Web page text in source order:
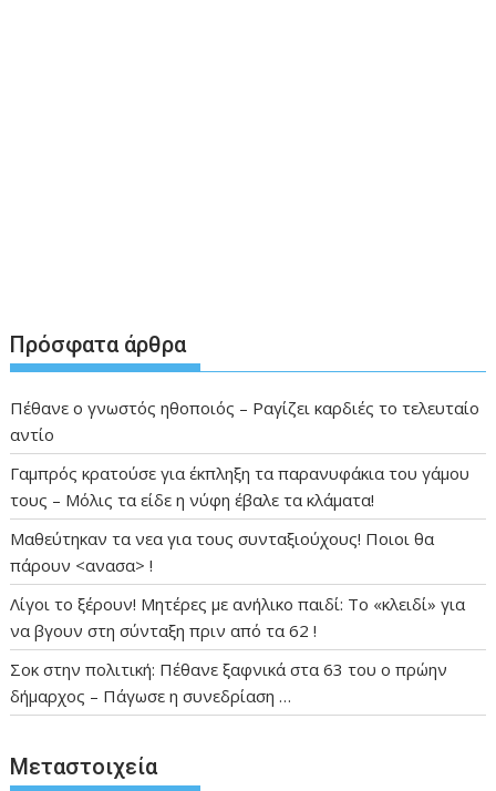
Πρόσφατα άρθρα
Πέθανε ο γνωστός ηθοποιός – Ραγίζει καρδιές το τελευταίο
αντίο
Γαμπρός κρατούσε για έκπληξη τα παρανυφάκια του γάμου
τους – Μόλις τα είδε η νύφη έβαλε τα κλάματα!
Μαθεύτηκαν τα νεα για τους συνταξιούχους! Ποιοι θα
πάρουν <ανασα> !
Λίγοι το ξέρουν! Μητέρες με ανήλικο παιδί: Το «κλειδί» για
να βγουν στη σύνταξη πριν από τα 62 !
Σοκ στην πολιτική: Πέθανε ξαφνικά στα 63 του ο πρώην
δήμαρχος – Πάγωσε η συνεδρίαση …
Μεταστοιχεία